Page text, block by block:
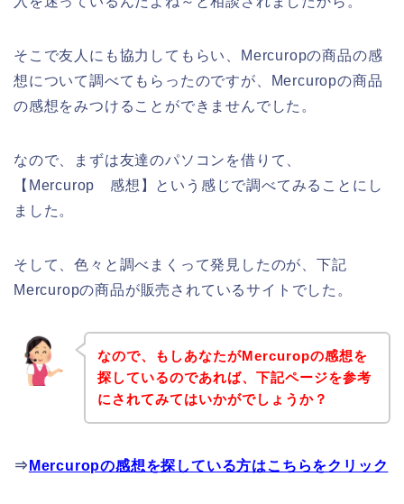
そこで友人にも協力してもらい、Mercuropの商品の感
想について調べてもらったのですが、Mercuropの商品
の感想をみつけることができませんでした。
なので、まずは友達のパソコンを借りて、
【Mercurop 感想】という感じで調べてみることにし
ました。
そして、色々と調べまくって発見したのが、下記
Mercuropの商品が販売されているサイトでした。
なので、もしあなたがMercuropの感想を
探しているのであれば、下記ページを参考
にされてみてはいかがでしょうか？
⇒ Mercuropの感想を探している方はこちらをクリック